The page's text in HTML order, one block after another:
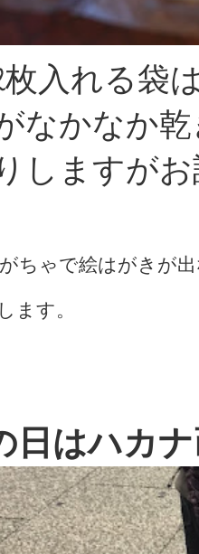
入れる袋
なかなか
しますが
ちゃで絵はがきが
ます。
日はハカ